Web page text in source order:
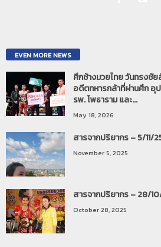
EVEN MORE NEWS
ศึกช้างมวยไทย วันทรงชั
อดีตทหารกล้าที่ผ่านศึก อุ
รพ. โพธาราม และ...
May 18, 2026
สารจากปริยากร – 5/11/
November 5, 2025
สารจากปริยากร – 28/
October 28, 2025